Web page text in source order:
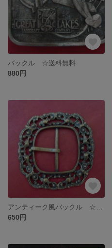
バックル ☆送料無料
880円
650円